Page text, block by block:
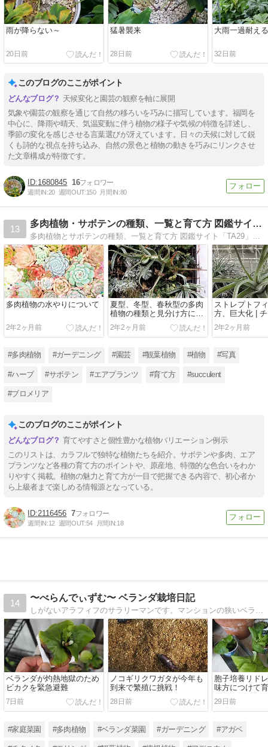
雨が降らない～
20日前
猛暑襲来
28日前
大雨一過耐え
32日前
このブログのここがポイント
天候変化と園芸の観察を軸に展開
気象や園芸の観察を通じて自然の移ろいを巧みに描写しています。福岡を
中心に、降雨や晴天、気温変動に伴う植物の様子や気候の特徴を詳述し、
季節の変化を感じさせる言葉選びが冴えています。日々の天候に対して鋭
くも詩的な視点を持ち込み、自然の景色と植物の動きを巧みにリンクさせ
た文章構成が特徴です。
1680845 16
週間IN:20 週間OUT:150 月間IN:80
13
多肉植物・サボテンの種類、一覧と育て方 図鑑サイト｜TA29
多肉植物の水やりについて
2年2ヶ月前
夏型、冬型、春秋型の多肉
植物の種類と見分け方につ
いて
2年2ヶ月前
ストレプトフ
方、巨大化 |
（エアプラン
2年2ヶ月前
#多肉植物 #ガーデニング #園芸 #観葉植物 #植物 #写真
#ハーブ #サボテン #エアプランツ #育て方 #succulent
#ブロメリア
このブログのここがポイント
育てやすさと個性豊かな植物バリエーション例示
このリストは、カラフルで独特な植物たちを紹介。サボテンや多肉、エア
プランツなど各種の育て方のポイントや、原産地、特徴的な色合いをわか
りやすく掲載。植物の魅力と育て方が一目で把握できる内容で、初心者か
ら上級者まで楽しめる情報源となっている。
2116456 7
週間IN:12 週間OUT:54 月間IN:18
14
〜べらんでぃずむ〜 ベランダ栽培日記
しがないアラフィフのサラリーマンです。マンションの狭いベランダで四苦八苦しながら植物栽培を楽しんでいます♪
ベランダが灼熱地獄のため
ビカクを緊急避難
7日前
ノコギリクワガタが今年も
到来で繁殖に挑戦！
28日前
胞子培養リド
味方につけて
29日前
#家庭菜園 #多肉植物 #ベランダ菜園 #ガーデニング #アガベ